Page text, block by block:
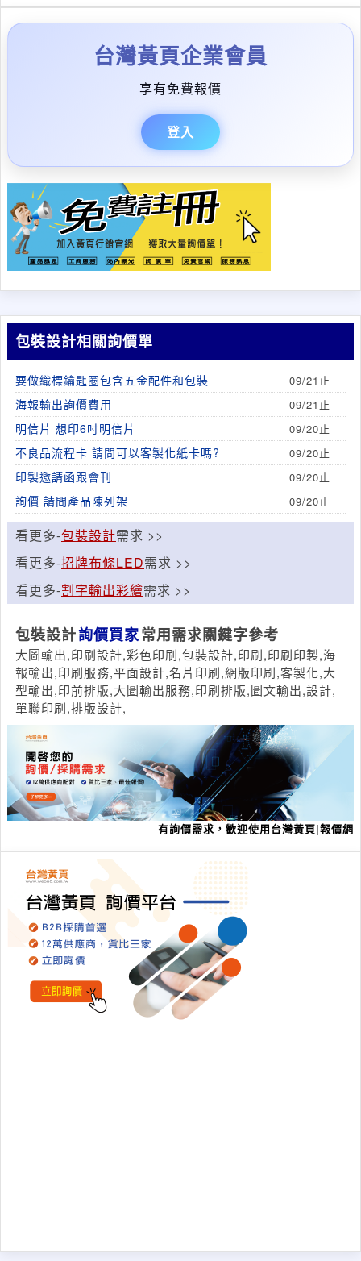
台灣黃頁企業會員
享有免費報價
登入
包裝設計相關詢價單
要做織標鑰匙圈包含五金配件和包裝 09/21止
海報輸出詢價費用 09/21止
明信片 想印6吋明信片 09/20止
不良品流程卡 請問可以客製化紙卡嗎? 09/20止
印製邀請函跟會刊 09/20止
詢價 請問產品陳列架 09/20止
看更多-包裝設計需求 >>
看更多-招牌布條LED需求 >>
看更多-割字輸出彩繪需求 >>
包裝設計詢價買家常用需求關鍵字參考
大圖輸出,印刷設計,彩色印刷,包裝設計,印刷,印刷印製,海
報輸出,印刷服務,平面設計,名片印刷,網版印刷,客製化,大
型輸出,印前排版,大圖輸出服務,印刷排版,圖文輸出,設計,
單聯印刷,排版設計,
有詢價需求，歡迎使用台灣黃頁|報價網